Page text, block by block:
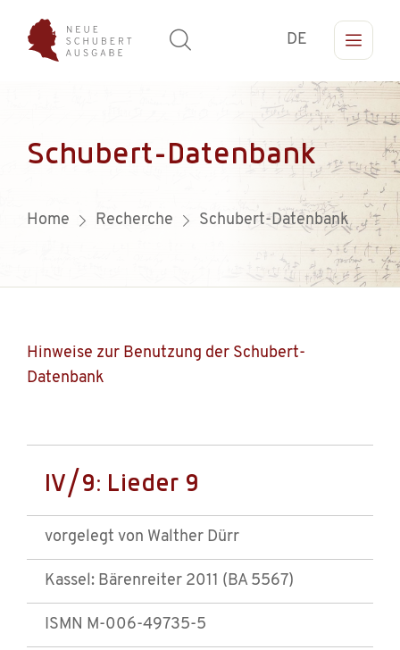
DE
Schubert-Datenbank
Home Recherche Schubert-Datenbank
Hinweise zur Benutzung der Schubert-
Datenbank
IV/9: Lieder 9
vorgelegt von Walther Dürr
Kassel: Bärenreiter 2011 (BA 5567)
ISMN M-006-49735-5